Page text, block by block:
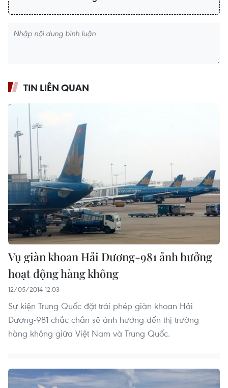
TIN LIÊN QUAN
Vụ giàn khoan Hải Dương-981 ảnh hưởng
hoạt động hàng không
12/05/2014 12:03
Sự kiện Trung Quốc đặt trái phép giàn khoan Hải
Dương-981 chắc chắn sẽ ảnh hưởng đến thị trường
hàng không giữa Việt Nam và Trung Quốc.